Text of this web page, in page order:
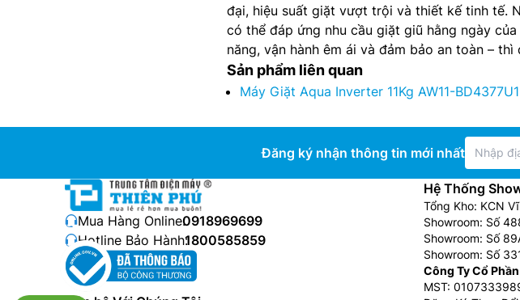
đại, hiệu suất giặt vượt trội và thiết kế tinh tế.
có thể đáp ứng nhu cầu giặt giũ hằng ngày
năng, vận hành êm ái và đảm bảo an toàn –
Sản phẩm liên quan
Máy Giặt Aqua Inverter 11Kg AW11-
Đăng ký nhận thông tin mới nhất
Mua Hàng Online:0918969699
Hotline Bảo Hành:1800585859
Hệ Thống
Tổng Kho: KCN
Showroom: Số
Showroom: Số
Showroom: Số
Công Ty Cổ
MST: